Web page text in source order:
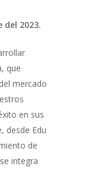
del 2023.
que
mercado
en sus
desde Edu
de
integra